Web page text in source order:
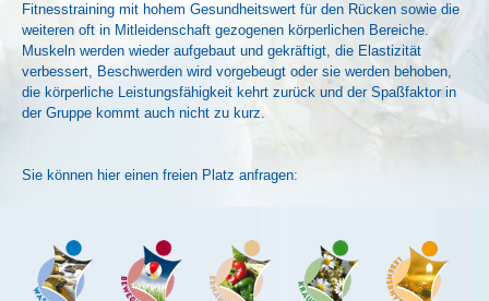
Fitnesstraining mit hohem Gesundheitswert für den Rücken sowie die
weiteren oft in Mitleidenschaft gezogenen körperlichen Bereiche.
Muskeln werden wieder aufgebaut und gekräftigt, die Elastizität
verbessert, Beschwerden wird vorgebeugt oder sie werden behoben,
die körperliche Leistungsfähigkeit kehrt zurück und der Spaßfaktor in
der Gruppe kommt auch nicht zu kurz.
Sie können hier einen freien Platz anfragen: